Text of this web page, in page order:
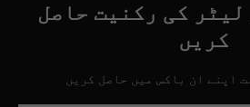
لیٹر کی رکنیت حاصل
کریں
اپنے ان باکس میں حاصل کریں